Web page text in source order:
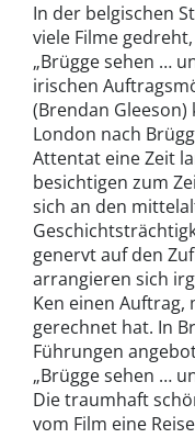
In der belgischen
viele Filme
„Brügge sehen …
irischen
(Brendan
London nach
Attentat eine Zeit
besichtigen zum
sich an den
genervt auf den
arrangieren sich
Ken einen
gerechnet hat. In
Führungen
„Brügge sehen …
Die traumhaft
vom Film eine